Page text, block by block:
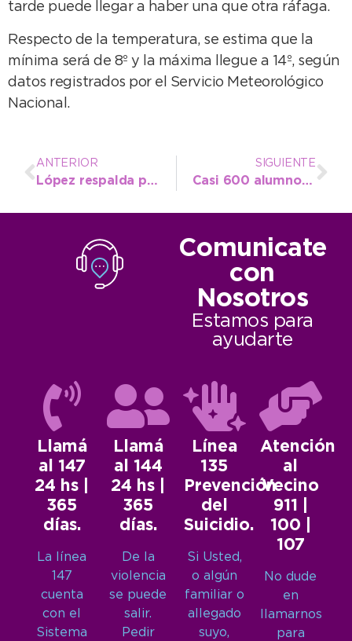
tarde puede llegar a haber una que otra ráfaga.
Respecto de la temperatura, se estima que la
mínima será de 8º y la máxima llegue a 14º, según
datos registrados por el Servicio Meteorológico
Nacional.
ANTERIOR
López respalda proyecto de emprendedores para mejorar la estructura de la feria
SIGUIENTE
Casi 600 alumnos ya se reinscribieron para el Boleto Estudiantil Gratuito
Comunicate
con
Nosotros
Estamos para
ayudarte
Llamá
al 147
24 hs |
365
días.
La línea
147
cuenta
con el
Sistema
Llamá
al 144
24 hs |
365
días.
De la
violencia
se puede
salir.
Pedir
Línea
135
Prevención
del
Suicidio.
Si Usted,
o algún
familiar o
allegado
suyo,
Atención
al
Vecino
911 |
100 |
107
No dude
en
llamarnos
para